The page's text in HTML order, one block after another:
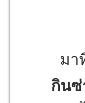
มา
กินซ่